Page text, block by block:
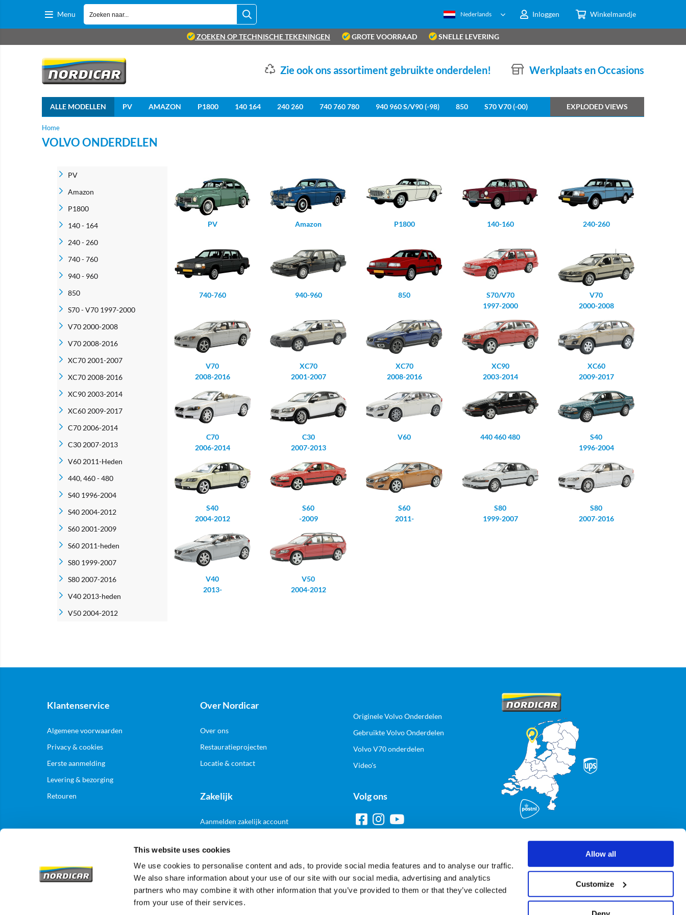
This website uses cookies
We use cookies to personalise content and ads, to provide social media features and to analyse our traffic.
We also share information about your use of our site with our social media, advertising and analytics
partners who may combine it with other information that you’ve provided to them or that they’ve collected
from your use of their services.
Allow all
Customize
Menu Inloggen Winkelmandje
Nederlands
ZOEKEN OP TECHNISCHE TEKENINGEN GROTE VOORRAAD SNELLE LEVERING
Werkplaats en Occasions
Zie ook ons assortiment gebruikte onderdelen!
ALLE MODELLEN PV AMAZON P1800 140 164 240 260 740 760 780 940 960 S/V90 (-98) 850 S70 V70 (-00) EXPLODED VIEWS
Home
VOLVO ONDERDELEN
PV
Amazon
P1800
140 - 164
240 - 260
740 - 760
940 - 960
850
S70 - V70 1997-2000
V70 2000-2008
V70 2008-2016
XC70 2001-2007
XC70 2008-2016
XC90 2003-2014
XC60 2009-2017
C70 2006-2014
C30 2007-2013
V60 2011-Heden
440, 460 - 480
S40 1996-2004
S40 2004-2012
S60 2001-2009
S60 2011-heden
S80 1999-2007
S80 2007-2016
V40 2013-heden
V50 2004-2012
PV Amazon P1800 140-160 240-260
740-760 940-960 850
S70/V70
1997-2000
V70
2000-2008
V70
2008-2016
XC70
2001-2007
XC70
2008-2016
XC90
2003-2014
XC60
2009-2017
C70
2006-2014
C30
2007-2013
V60 440 460 480
S40
1996-2004
S40
2004-2012
S60
-2009
S60
2011-
S80
1999-2007
S80
2007-2016
V40
2013-
V50
2004-2012
Klantenservice
Algemene voorwaarden
Privacy & cookies
Eerste aanmelding
Levering & bezorging
Retouren
Over Nordicar
Over ons
Restauratieprojecten
Locatie & contact
Originele Volvo Onderdelen
Gebruikte Volvo Onderdelen
Volvo V70 onderdelen
Video's
Zakelijk
Aanmelden zakelijk account
Volg ons
Veilig en gemakkelijk betalen